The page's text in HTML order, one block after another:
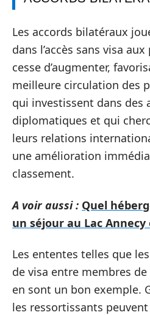
Les accords bilatéraux
dans l’accès sans visa
cesse d’augmenter,
meilleure circulation des
qui investissent dans des
diplomatiques et qui
leurs relations
une amélioration
classement.
A voir aussi : Quel
un séjour au Lac
Les ententes telles que
de visa entre membres
en sont un bon exemple.
les ressortissants